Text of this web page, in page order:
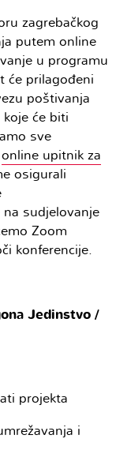
zagrebačkog
putem online
u programu
će prilagođeni
poštivanja
će biti
sve
online upitnik za
osigurali
sudjelovanje
Zoom
konferencije.
Jedinstvo /
projekta
i